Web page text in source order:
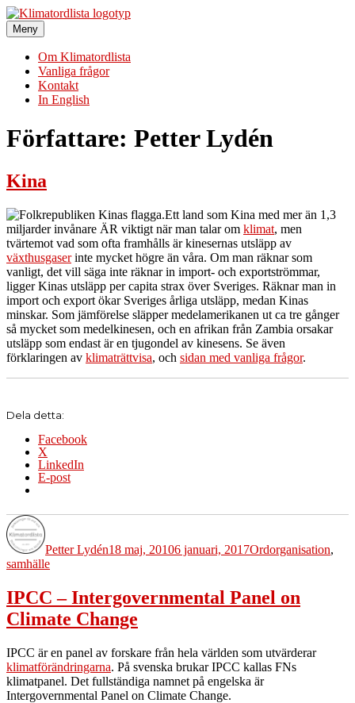
Hoppa
till
innehåll
Klimatordlista
Sveriges största klimatordlista
Meny
Om Klimatordlista
Vanliga frågor
Kontakt
In English
Författare: Petter Lydén
Kina
Ett land som Kina med mer än 1,3
miljarder invånare ÄR viktigt när man talar om klimat, men
tvärtemot vad som ofta framhålls är kinesernas utsläpp av
växthusgaserinte mycket högre än våra. Om man räknar som
vanligt, det vill säga inte räknar in import- och exportströmmar,
ligger Kinas utsläpp per capita strax över Sveriges. Räknar man in
import och export ökar Sveriges årliga utsläpp, medan Kinas
minskar. Som jämförelse släpper medelamerikanen ut ca tre gånger
så mycket som medelkinesen, och en afrikan från Zambia orsakar
utsläpp som endast är en tjugondel av kinesens. Se även
förklaringen av klimaträttvisa, och sidan med vanliga frågor.
Dela detta:
Facebook
X
LinkedIn
E-post
Petter Lydén18 maj, 20106 januari, 2017Ordorganisation,
samhälle
IPCC – Intergovernmental Panel on
Climate Change
IPCC är en panel av forskare från hela världen som utvärderar
klimatförändringarna. På svenska brukar IPCC kallas FNs
klimatpanel. Det fullständiga namnet på engelska är
Intergovernmental Panel on Climate Change.